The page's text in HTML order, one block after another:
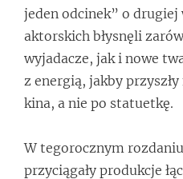
jeden odcinek” o drugiej
aktorskich błysnęli
wyjadacze, jak i nowe
z energią, jakby
kina, a nie po statuetkę.
W tegorocznym
przyciągały produkcje